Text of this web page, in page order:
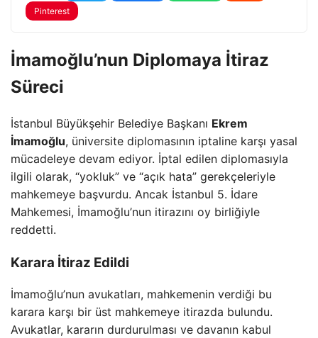
Pinterest
İmamoğlu’nun Diplomaya İtiraz
Süreci
İstanbul Büyükşehir Belediye Başkanı Ekrem
İmamoğlu, üniversite diplomasının iptaline karşı yasal
mücadeleye devam ediyor. İptal edilen diplomasıyla
ilgili olarak, “yokluk” ve “açık hata” gerekçeleriyle
mahkemeye başvurdu. Ancak İstanbul 5. İdare
Mahkemesi, İmamoğlu’nun itirazını oy birliğiyle
reddetti.
Karara İtiraz Edildi
İmamoğlu’nun avukatları, mahkemenin verdiği bu
karara karşı bir üst mahkemeye itirazda bulundu.
Avukatlar, kararın durdurulması ve davanın kabul